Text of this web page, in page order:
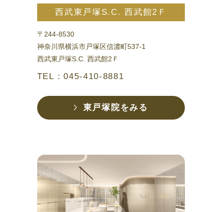
西武東戸塚S.C. 西武館2Ｆ
〒244-8530
神奈川県横浜市戸塚区信濃町537-1
西武東戸塚S.C. 西武館2Ｆ
TEL：045-410-8881
東戸塚院をみる